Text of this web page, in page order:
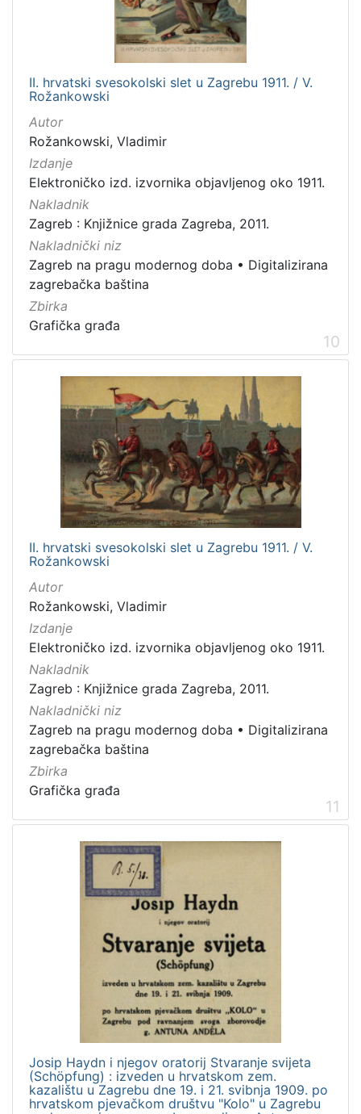
II. hrvatski svesokolski slet u Zagrebu 1911. / V.
Rožankowski
Autor
Rožankowski, Vladimir
Izdanje
Elektroničko izd. izvornika objavljenog oko 1911.
Nakladnik
Zagreb : Knjižnice grada Zagreba, 2011.
Nakladnički niz
Zagreb na pragu modernog doba • Digitalizirana
zagrebačka baština
Zbirka
Grafička građa
10
II. hrvatski svesokolski slet u Zagrebu 1911. / V.
Rožankowski
Autor
Rožankowski, Vladimir
Izdanje
Elektroničko izd. izvornika objavljenog oko 1911.
Nakladnik
Zagreb : Knjižnice grada Zagreba, 2011.
Nakladnički niz
Zagreb na pragu modernog doba • Digitalizirana
zagrebačka baština
Zbirka
Grafička građa
11
Josip Haydn i njegov oratorij Stvaranje svijeta
(Schöpfung) : izveden u hrvatskom zem.
kazalištu u Zagrebu dne 19. i 21. svibnja 1909. po
hrvatskom pjevačkom društvu "Kolo" u Zagrebu